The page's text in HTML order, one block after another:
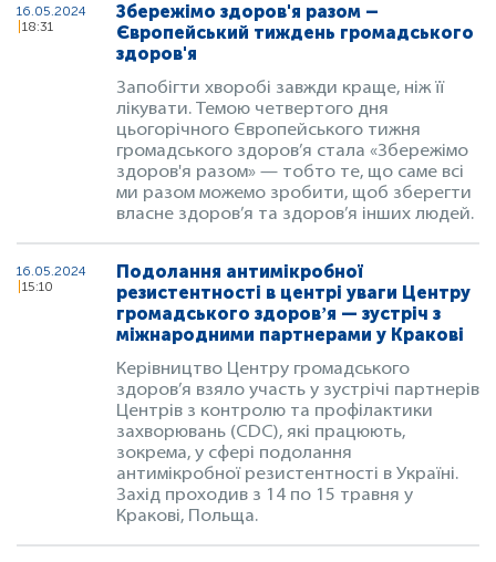
16.05.2024
18:31
Збережімо здоров'я разом –
Європейський тиждень громадського
здоров'я
Запобігти хворобі завжди краще, ніж її
лікувати. Темою четвертого дня
цьогорічного Європейського тижня
громадського здоров’я стала «Збережімо
здоров'я разом» — тобто те, що саме всі
ми разом можемо зробити, щоб зберегти
власне здоров’я та здоров’я інших людей.
16.05.2024
15:10
Подолання антимікробної
резистентності в центрі уваги Центру
громадського здоровʼя — зустріч з
міжнародними партнерами у Кракові
Керівництво Центру громадського
здоров’я взяло участь у зустрічі партнерів
Центрів з контролю та профілактики
захворювань (CDC), які працюють,
зокрема, у сфері подолання
антимікробної резистентності в Україні.
Захід проходив з 14 по 15 травня у
Кракові, Польща.